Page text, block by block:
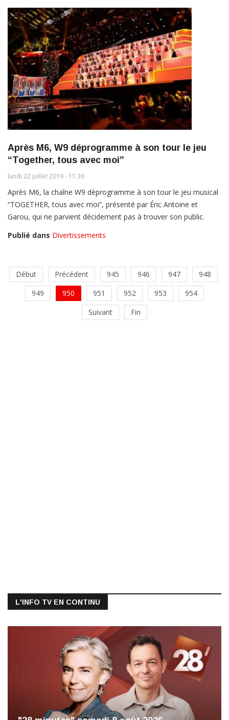
Après M6, W9 déprogramme à son tour le jeu
“Together, tous avec moi”
lundi 22 juillet 2019 - 11:36
Après M6, la chaîne W9 déprogramme à son tour le jeu musical
“TOGETHER, tous avec moi”, présenté par Éric Antoine et
Garou, qui ne parvient décidement pas à trouver son public.
Publié dans Divertissements
Début Précédent 945 946 947
948
949
950 951 952 953
954
Suivant
Fin
L'INFO TV EN CONTINU